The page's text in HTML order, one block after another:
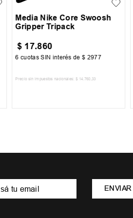
Media Nike Core Swoosh
Gripper Tripack
$ 17.860
6 cuotas SIN interés de$ 2977
Precio sin impuestos nacionales: $ 14.760 ,33
ENVIAR